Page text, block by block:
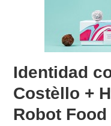
Identidad
Costèllo +
Robot Food